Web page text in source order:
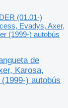
(01.01-)
Evadys, Axer,
(1999-) autobús
de
Karosa,
) autobús